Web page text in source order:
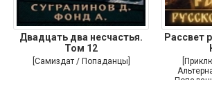
Двадцать два несчастья.
Том 12
[Самиздат / Попаданцы]
Рассвет